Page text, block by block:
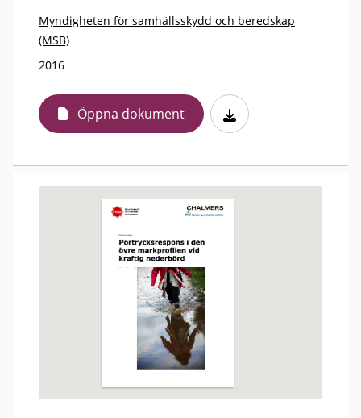
Myndigheten för samhällsskydd och beredskap
(MSB)
2016
Öppna dokument